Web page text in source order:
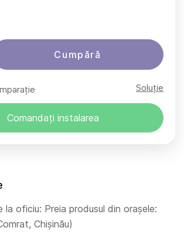
Cumpără
Soluție
Comandați instalarea
la oficiu: Preia produsul din orașele:
Chișinău)